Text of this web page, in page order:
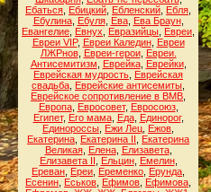
Ебаться Ебицкий Ебленский Ебля
Ебулина, Ебуля, Ева, Ева Браун,
Евангелие Евнух Евразийцы Евреи
Евреи VIP, Евреи Каледин, Евреи
ЛЖРнов, Евреи-герои, Евреи.
Антисемитизм
Еврейка, Еврейки,
Еврейская мудрость Еврейская
свадьба Еврейские антисемиты
Еврейское сопротивление в ВМВ
Европа, Евросовет, Евросоюз,
Египет, Его мама, Еда, Единорог,
Единороссы Ежи Лец Ежов
Екатерина Екатерина II
Екатерина
Великая, Елена, Елизавета,
Елизавета II
Ельцин, Емелин,
Ереван Ереи Еременко Ерунда
Есенин Еськов Ефимов Ефимова